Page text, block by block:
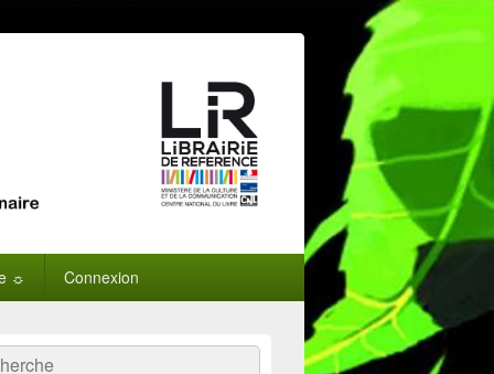
☼ Connexion